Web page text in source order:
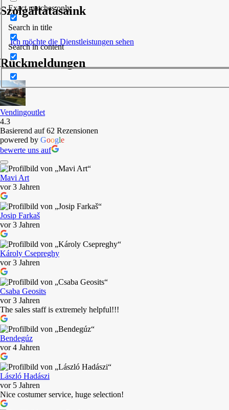
Exact matches only
Search in title
Search in content
Szolgáltatásaink
Ich möchte die Dienstleistungen sehen
Rückmeldungen
Vendingoutlet
4.3
Basierend auf 62 Rezensionen
powered by Google
bewerte uns auf
Mavi Art
vor 3 Jahren
Josip Farkaš
vor 3 Jahren
Károly Csepreghy
vor 3 Jahren
Csaba Geosits
vor 3 Jahren
The sales staff is extremely helpful!!!
Bendegúz
vor 4 Jahren
László Hadászi
vor 5 Jahren
Nice costumer service, huge selection!